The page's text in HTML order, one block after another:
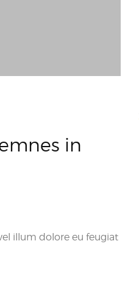
in
illum dolore eu feugiat